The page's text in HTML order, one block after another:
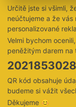
Určitě jste si všimli,
neúčtujeme a že
personalizované
Velmi bychom
peněžitým darem na
QR kód obsahuje
budeme si vážit
Děkujeme 😊